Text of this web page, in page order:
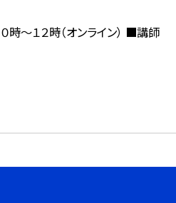
時〜１２時（オンライン） ■講師